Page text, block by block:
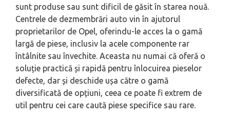
sunt produse sau sunt dificil de găsit în starea nouă.
Centrele de dezmembrări auto vin în ajutorul
proprietarilor de Opel, oferindu-le acces la o gamă
largă de piese, inclusiv la acele componente rar
întâlnite sau învechite. Aceasta nu numai că oferă o
soluție practică și rapidă pentru înlocuirea pieselor
defecte, dar și deschide ușa către o gamă
diversificată de opțiuni, ceea ce poate fi extrem de
util pentru cei care caută piese specifice sau rare.